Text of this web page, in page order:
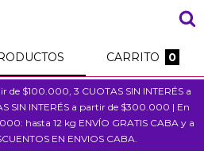
CARRITO 0
de $100.000, 3 CUOTAS SIN INTERÉS a
SIN INTERÉS a partir de $300.000 | En
hasta 12 kg ENVÍO GRATIS CABA y a
EN ENVIOS CABA.